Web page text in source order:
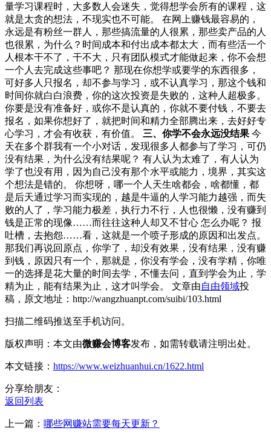
量学习课程时，大多数人会迷失，觉得想学会所有的课程，这
就是太贪的想法，不现实也不可能。 在网上赚钱最容易的，
永远是有粉丝一群人，那些搞流量的人很累，那些卖产品的人
也很累，为什么？时间成本和付出成本都太大，而有些活一个
人根本干不了，干不大，只有团队模式才能做起来，你不会想
一个人去完成这些事吧？ 那现在你想学或要学的东西很多，
可好多人只报名，却不参与学习，或不认真学习，那这个钱和
时间你就白白浪费，你的这次投资是失败的，这种人超极多。
你要是没有准备好，或你不是认真的，你就不要付钱，不要去
报名，如果你想好了，就把时间和精力全部腾出来，去好好专
心学习，才会有收获，有价值。 三、你学不会永远没结果 今
天在多个群我有一个小对话，发现很多人都参与了学习，可仍
没有结果，为什么没有结果呢？ 有人认为太难了，有人认为
学了也没有用，因为自己没有那个水平或能力，境界，其实这
个想法是错的。 你想呀，哪一个人天生啥都会，啥都懂，都
是后天通过学习而实现的，越是牛逼的人学习能力越强，而失
败的人了，学习能力极差，执行力不行，人也很懒，没有赚到
钱是正常的现像……而往往这种人却又不甘心 怎么办呢？ 报
吐槽，去抱怨……看，这就是一个喷子形成的原因和出发点。
那我们再说回原点，你学了，却没有效果，没有结果，没有赚
到钱，原因只有一个，那就是，你没有学会，没有学精，你唯
一的选择是花大量的时间去学，不懂去问，直到学会为止，学
精为止，能有结果为止，这才叫学会。 文章由自由领域投
稿，原文地址：http://wangzhuanpt.com/suibi/103.html
扫描二维码推送至手机访问。
版权声明：本文由微赚会博客发布，如需转载请注明出处。
本文链接： https://www.weizhuanhui.cn/1622.html
分享给朋友：
返回列表
上一篇： 哪些网赚站需要每天更新？